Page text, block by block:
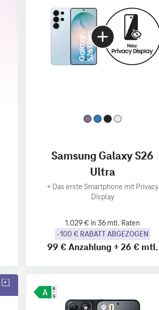
Samsung Galaxy S26
Ultra
+ Das erste Smartphone mit Privacy
Display
1.029 € in 36 mtl. Raten
-100 € RABATT ABGEZOGEN
99 €Anzahlung +26 € mtl.